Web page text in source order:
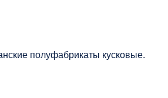
полуфабрикаты кусковые.